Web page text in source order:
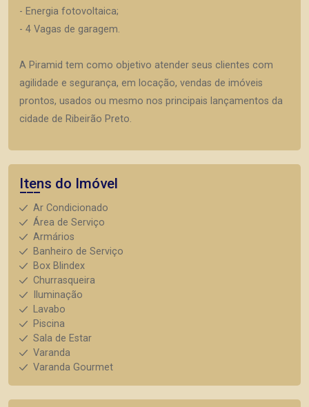
- Energia fotovoltaica;
- 4 Vagas de garagem.
A Piramid tem como objetivo atender seus clientes com
agilidade e segurança, em locação, vendas de imóveis
prontos, usados ou mesmo nos principais lançamentos da
cidade de Ribeirão Preto.
Itens do Imóvel
Ar Condicionado
Área de Serviço
Armários
Banheiro de Serviço
Box Blindex
Churrasqueira
Iluminação
Lavabo
Piscina
Sala de Estar
Varanda
Varanda Gourmet